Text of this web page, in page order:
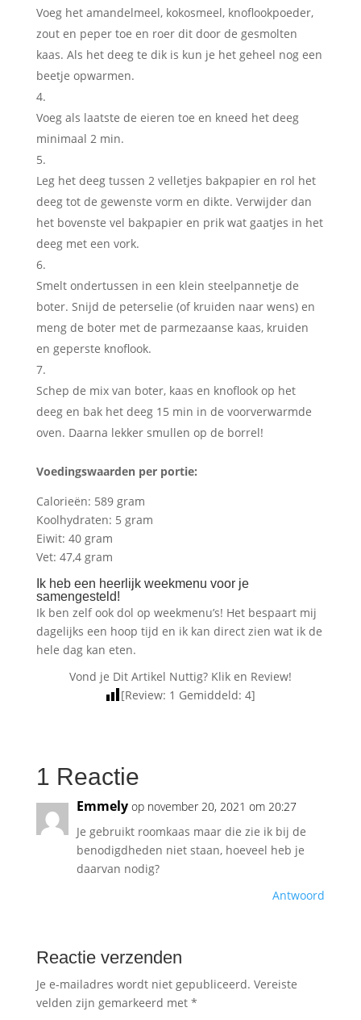
Voeg het amandelmeel, kokosmeel, knoflookpoeder,
zout en peper toe en roer dit door de gesmolten
kaas. Als het deeg te dik is kun je het geheel nog een
beetje opwarmen.
Voeg als laatste de eieren toe en kneed het deeg
minimaal 2 min.
Leg het deeg tussen 2 velletjes bakpapier en rol het
deeg tot de gewenste vorm en dikte. Verwijder dan
het bovenste vel bakpapier en prik wat gaatjes in het
deeg met een vork.
Smelt ondertussen in een klein steelpannetje de
boter. Snijd de peterselie (of kruiden naar wens) en
meng de boter met de parmezaanse kaas, kruiden
en geperste knoflook.
Schep de mix van boter, kaas en knoflook op het
deeg en bak het deeg 15 min in de voorverwarmde
oven. Daarna lekker smullen op de borrel!
Voedingswaarden per portie:
Calorieën: 589 gram
Koolhydraten: 5 gram
Eiwit: 40 gram
Vet: 47,4 gram
Ik heb een heerlijk weekmenu voor je
samengesteld!
Ik ben zelf ook dol op weekmenu’s! Het bespaart mij
dagelijks een hoop tijd en ik kan direct zien wat ik de
hele dag kan eten.
Vond je Dit Artikel Nuttig? Klik en Review!
[Review: 1 Gemiddeld:4]
1 Reactie
Emmely op november 20, 2021 om 20:27
Je gebruikt roomkaas maar die zie ik bij de
benodigdheden niet staan, hoeveel heb je
daarvan nodig?
Antwoord
Reactie verzenden
Je e-mailadres wordt niet gepubliceerd. Vereiste
velden zijn gemarkeerd met *